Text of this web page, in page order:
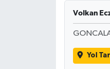
Volkan
Yol
HABERDE İNSAN